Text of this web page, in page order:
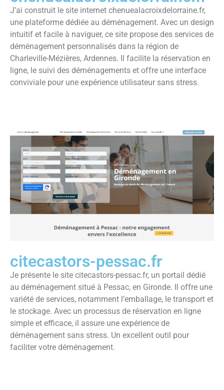
J’ai construit le site internet chenuealacroixdelorraine.fr,
une plateforme dédiée au déménagement. Avec un design
intuitif et facile à naviguer, ce site propose des services de
déménagement personnalisés dans la région de
Charleville-Mézières, Ardennes. Il facilite la réservation en
ligne, le suivi des déménagements et offre une interface
conviviale pour une expérience utilisateur sans stress.
citecastors-pessac.fr
Je présente le site citecastors-pessac.fr, un portail dédié
au déménagement situé à Pessac, en Gironde. Il offre une
variété de services, notamment l’emballage, le transport et
le stockage. Avec un processus de réservation en ligne
simple et efficace, il assure une expérience de
déménagement sans stress. Un excellent outil pour
faciliter votre déménagement.